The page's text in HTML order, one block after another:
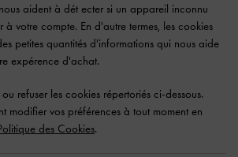
aident à dét ecter si un appareil inconnu
à votre compte. En d'autre termes, les cookies
petites quantités d'informations qui nous aide
expérence d'achat.
refuser les cookies répertoriés ci-dessous.
modifier vos préférences à tout moment en
des Cookies.